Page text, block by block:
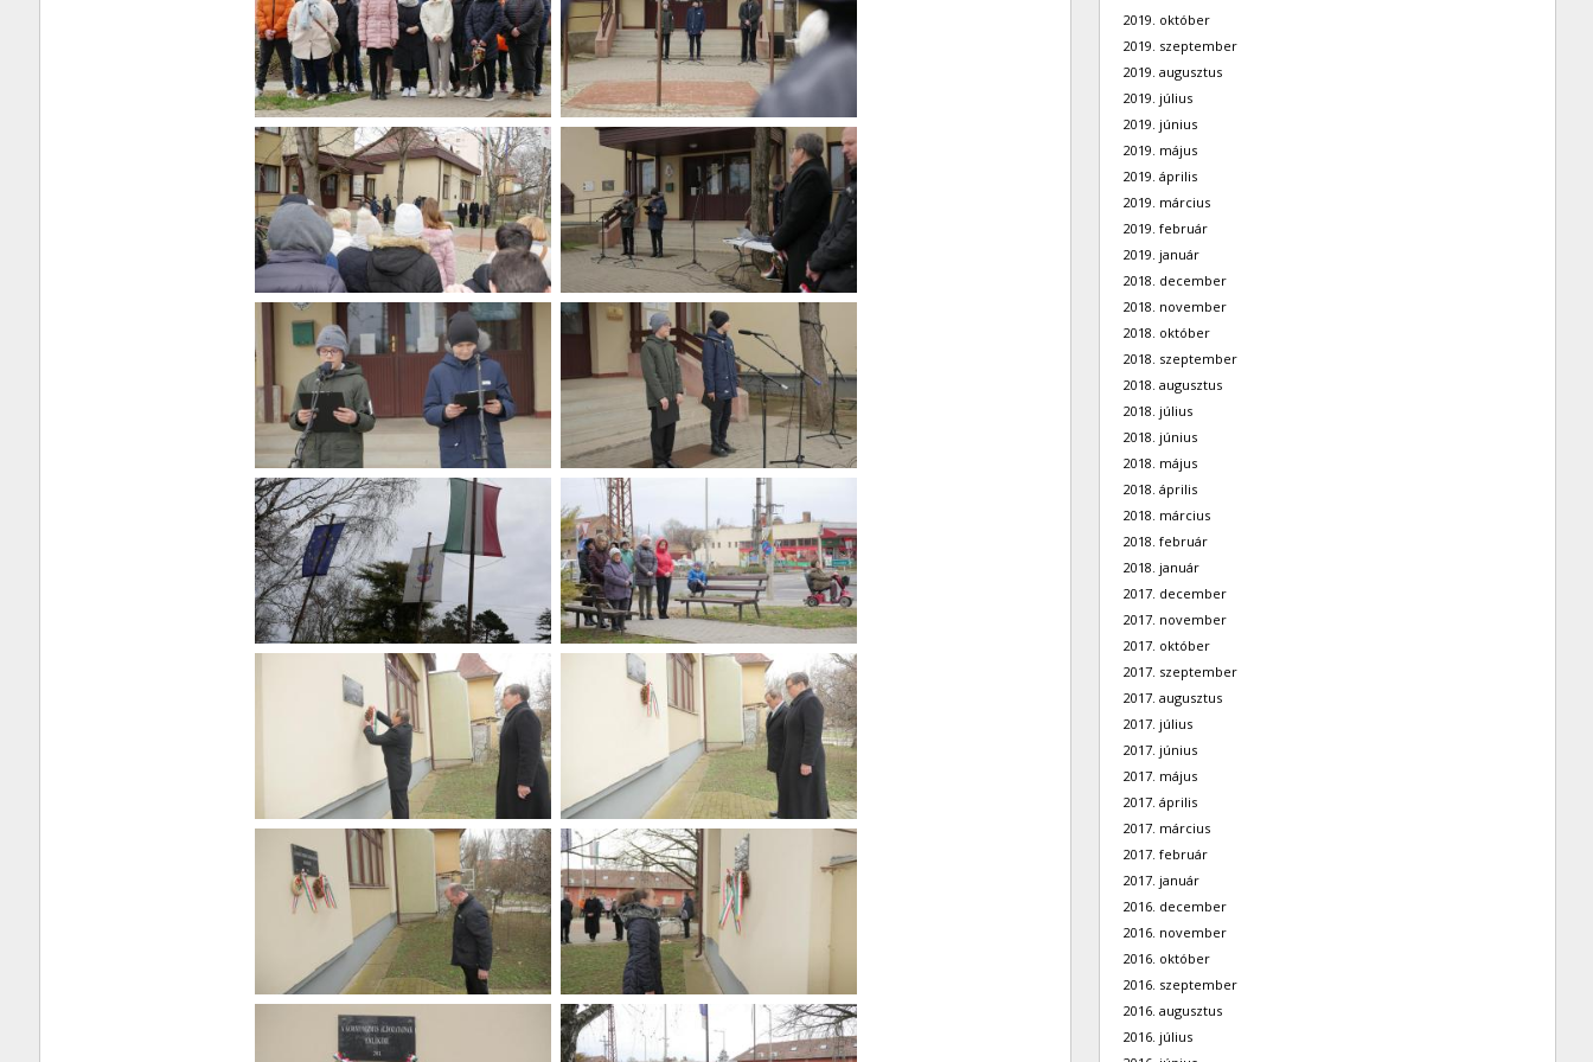
2019. október
2019. szeptember
2019. augusztus
2019. július
2019. június
2019. május
2019. április
2019. március
2019. február
2019. január
2018. december
2018. november
2018. október
2018. szeptember
2018. augusztus
2018. július
2018. június
2018. május
2018. április
2018. március
2018. február
2018. január
2017. december
2017. november
2017. október
2017. szeptember
2017. augusztus
2017. július
2017. június
2017. május
2017. április
2017. március
2017. február
2017. január
2016. december
2016. november
2016. október
2016. szeptember
2016. augusztus
2016. július